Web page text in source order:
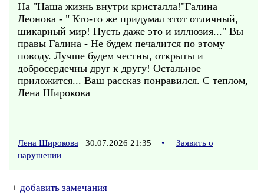
На "Наша жизнь внутри кристалла!"Галина
Леонова - " Кто-то же придумал этот отличный,
шикарный мир! Пусть даже это и иллюзия..." Вы
правы Галина - Не будем печалится по этому
поводу. Лучше будем честны, открыты и
добросердечны друг к другу! Остальное
приложится... Ваш рассказ понравился. С теплом,
Лена Широкова
Лена Широкова 30.07.2026 21:35 •
Заявить о
нарушении
+ добавить замечания